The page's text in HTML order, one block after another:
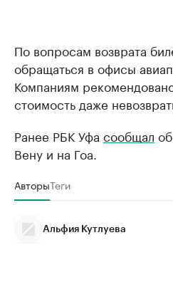
По вопросам возврата
обращаться в офисы
Компаниям
стоимость даже
Ранее РБК Уфа сообщал
Вену и на Гоа.
АвторыТеги
Альфия Кутлуева